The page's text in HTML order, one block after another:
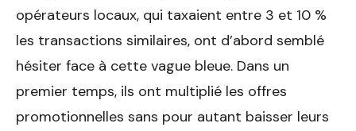
opérateurs locaux, qui taxaient entre 3 et 10 %
les transactions similaires, ont d’abord semblé
hésiter face à cette vague bleue. Dans un
premier temps, ils ont multiplié les offres
promotionnelles sans pour autant baisser leurs